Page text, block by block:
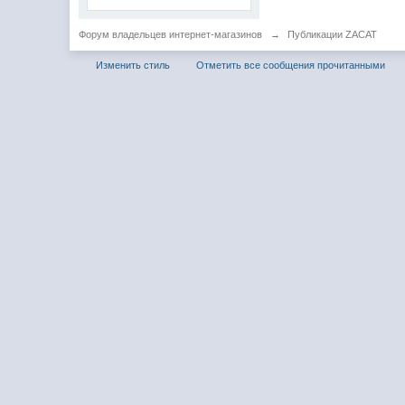
Форум владельцев интернет-магазинов → Публикации ZACAT
Изменить стиль Отметить все сообщения прочитанными